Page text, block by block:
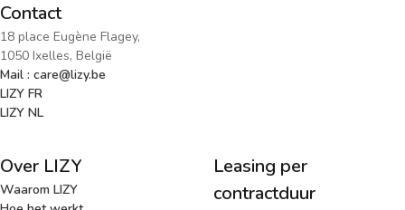
Contact
18 place Eugène Flagey,
1050 Ixelles, België
Mail : care@lizy.be
LIZY FR
LIZY NL
Over LIZY
Waarom LIZY
Leasing per
contractduur